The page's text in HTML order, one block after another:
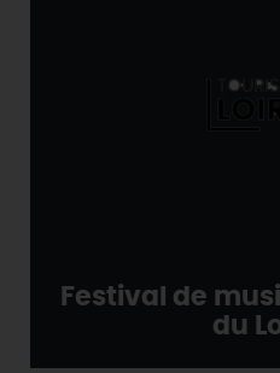
Festival de
du